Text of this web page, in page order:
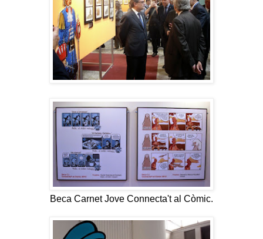
Beca Carnet Jove Connecta't al Còmic.